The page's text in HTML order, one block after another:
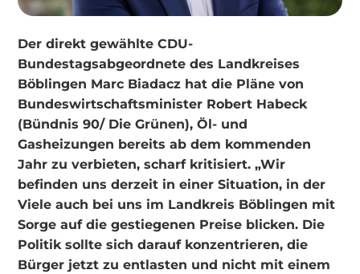
Der direkt gewählte CDU-
Bundestagsabgeordnete des Landkreises
Böblingen Marc Biadacz hat die Pläne von
Bundeswirtschaftsminister Robert Habeck
(Bündnis 90/ Die Grünen), Öl- und
Gasheizungen bereits ab dem kommenden
Jahr zu verbieten, scharf kritisiert. „Wir
befinden uns derzeit in einer Situation, in der
Viele auch bei uns im Landkreis Böblingen mit
Sorge auf die gestiegenen Preise blicken. Die
Politik sollte sich darauf konzentrieren, die
Bürger jetzt zu entlasten und nicht mit einem